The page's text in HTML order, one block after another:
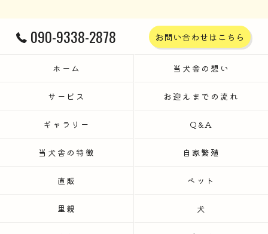
090-9338-2878 お問い合わせはこちら
ホーム 当犬舎の想い
サービス お迎えまでの流れ
ギャラリー Q&A
当犬舎の特徴 自家繁殖
直販 ペット
里親 犬